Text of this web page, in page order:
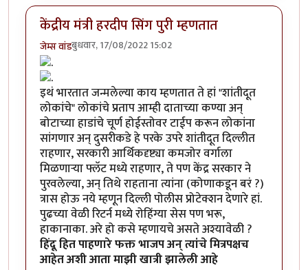
केंद्रीय मंत्री हरदीप सिंग पुरी म्हणतात
जेम्स वांडबुधवार, 17/08/2022 15:02
इथं भारतात जन्मलेल्या काय म्हणतात ते हां "शांतीदूत
लोकांचे" लोकांचे प्रताप आम्ही दाताच्या कण्या अन्
बोटाच्या हाडांचे चूर्ण होईस्तोवर टाईप करून लोकांना
सांगणार अन् दुसरीकडे हे परके उपरे शांतीदूत दिल्लीत
राहणार, सरकारी आर्थिकदृष्ट्या कमजोर वर्गाला
मिळणाऱ्या फ्लॅट मध्ये राहणार, ते पण केंद्र सरकार ने
पुरवलेल्या, अन् तिथे राहताना त्यांना (कोणाकडून बरं ?)
त्रास होऊ नये म्हणून दिल्ली पोलीस प्रोटेक्शन देणारे हां.
पुढच्या वेळी रिटर्न मध्ये रोहिंग्या सेस पण भरू,
हाकानाका. अरे हो कसे म्हणायचे असते अश्यावेळी ?
हिंदू हित पाहणारे फक्त भाजप अन् त्यांचे मित्रपक्षच
आहेत अशी आता माझी खात्री झालेली आहे